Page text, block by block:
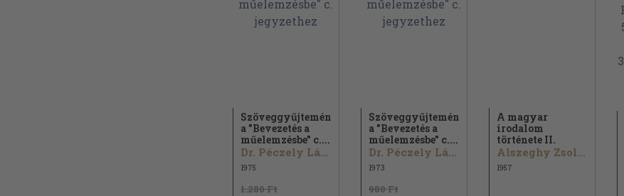
Szöveggyűjtemény
a "Bevezetés a
műelemzésbe" c....
Dr. Péczely László
1975
1.280 Ft
Szöveggyűjtemény
a "Bevezetés a
műelemzésbe" c....
Dr. Péczely László
1973
980 Ft
A magyar
irodalom
története II.
Alszeghy Zsolt...
1957